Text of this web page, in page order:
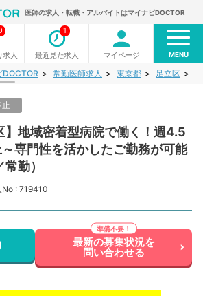
医師の求人・転職・アルバイトはマイナビDOCTOR
求人 最近見た求人
1
マイページ MENU
DOCTOR 常勤医師求人 東京都 足立区
】地域密着型病院で働く！週4.5
専門性を活かしたご勤務が可能
勤）
No : 719410
最新の募集状況を
問い合わせる